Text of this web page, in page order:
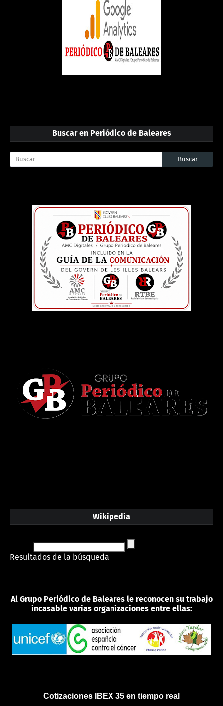
Buscar en Periódico de Baleares
Wikipedia
Resultados de la búsqueda
Al Grupo Periódico de Baleares le reconocen su trabajo
incasable varias organizaciones entre ellas:
Cotizaciones IBEX 35 en tiempo real